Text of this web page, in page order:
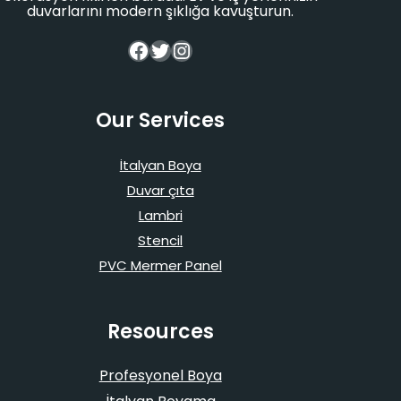
duvarlarını modern şıklığa kavuşturun.
Facebook Twitter Instagram
Our Services
İtalyan Boya
Duvar çıta
Lambri
Stencil
PVC Mermer Panel
Resources
Profesyonel Boya